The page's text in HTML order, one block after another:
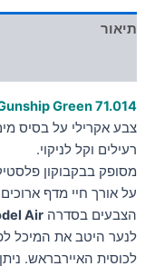
תיאור
Green 71.014
צבע אקרילי על בסיס
רעילים וקל לניקוי.
מסופק בבקבוקון
על אורך חיי מדף
הצבעים בסדרה Air
לנער היטב את המיכל
לכוסית האיירבראש.